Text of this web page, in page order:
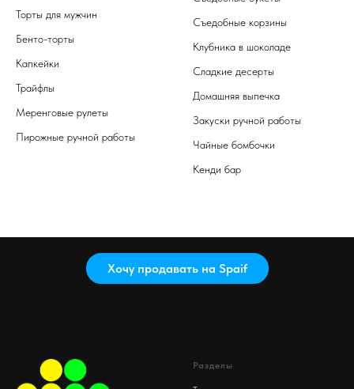
Торты для мужчин
Бенто-торты
Капкейки
Трайфлы
Меренговые рулеты
Пирожные ручной работы
Съедобные корзины
Клубника в шоколаде
Сладкие десерты
Домашняя выпечка
Закуски ручной работы
Чайные бомбочки
Кенди бар
Хочу продавать на Spaif
Разделы